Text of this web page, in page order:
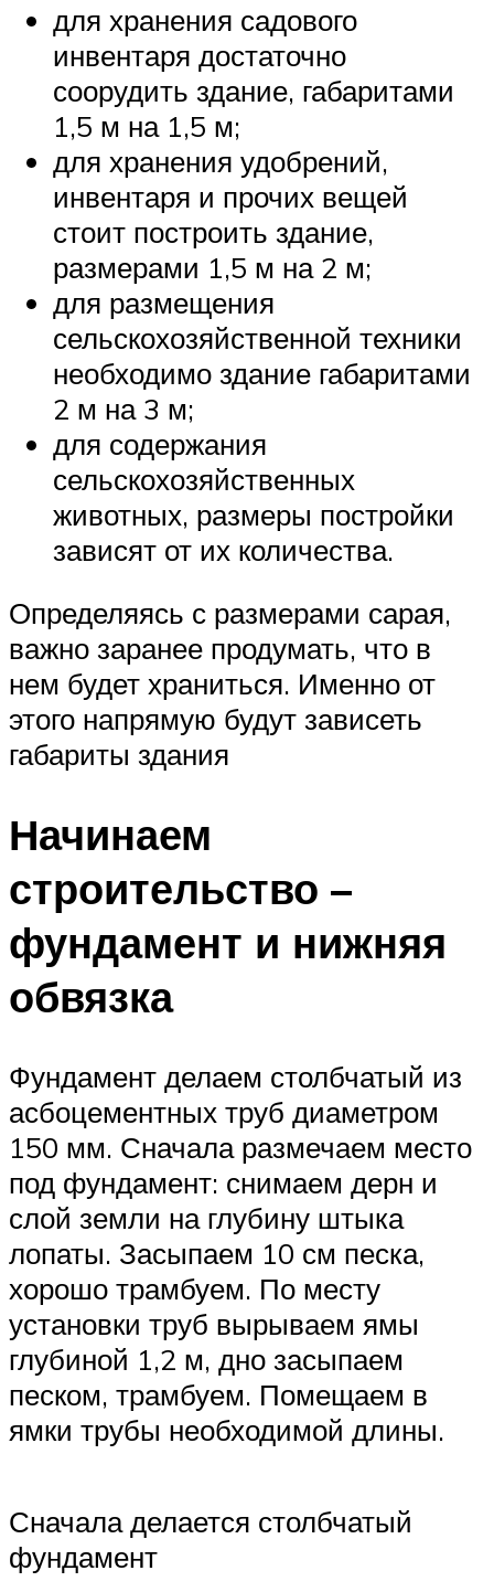
для хранения садового
инвентаря достаточно
соорудить здание, габаритами
1,5 м на 1,5 м;
для хранения удобрений,
инвентаря и прочих вещей
стоит построить здание,
размерами 1,5 м на 2 м;
для размещения
сельскохозяйственной техники
необходимо здание габаритами
2 м на 3 м;
для содержания
сельскохозяйственных
животных, размеры постройки
зависят от их количества.
Определяясь с размерами сарая,
важно заранее продумать, что в
нем будет храниться. Именно от
этого напрямую будут зависеть
габариты здания
Начинаем
строительство –
фундамент и нижняя
обвязка
Фундамент делаем столбчатый из
асбоцементных труб диаметром
150 мм. Сначала размечаем место
под фундамент: снимаем дерн и
слой земли на глубину штыка
лопаты. Засыпаем 10 см песка,
хорошо трамбуем. По месту
установки труб вырываем ямы
глубиной 1,2 м, дно засыпаем
песком, трамбуем. Помещаем в
ямки трубы необходимой длины.
Сначала делается столбчатый
фундамент